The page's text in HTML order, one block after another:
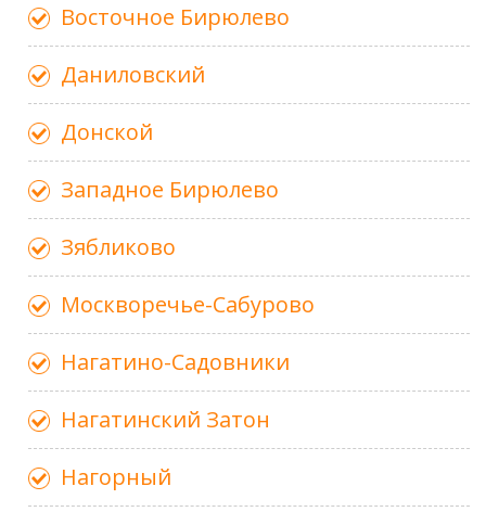
Восточное Бирюлево
Даниловский
Донской
Западное Бирюлево
Зябликово
Москворечье-Сабурово
Нагатино-Садовники
Нагатинский Затон
Нагорный